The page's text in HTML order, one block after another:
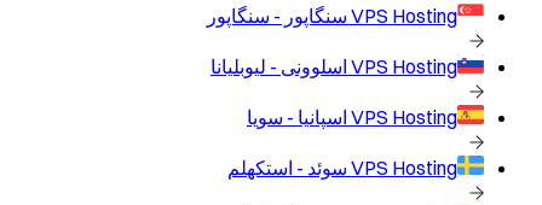
VPS Hosting سنگاپور - سنگاپور
VPS Hosting اسلوونی - لیوبلیانا
VPS Hosting اسپانیا - سویا
VPS Hosting سوئد - استکهلم